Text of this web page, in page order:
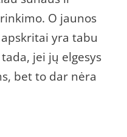
O jaunos
yra tabu
jei jų elgesys
bet to dar nėra